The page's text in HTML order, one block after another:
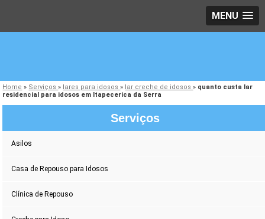
MENU
Home » Serviços» lares para idosos» lar creche de idosos» quanto custa lar
residencial para idosos em Itapecerica da Serra
Serviços
Asilos
Casa de Repouso para Idosos
Clínica de Repouso